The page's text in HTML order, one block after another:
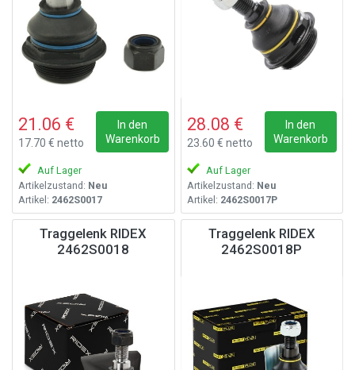
21.06 €
17.70 € netto
In den
Warenkorb
Auf Lager
Artikelzustand: Neu
Artikel: 2462S0017
28.08 €
23.60 € netto
In den
Warenkorb
Auf Lager
Artikelzustand: Neu
Artikel: 2462S0017P
Traggelenk RIDEX
2462S0018
Traggelenk RIDEX
2462S0018P